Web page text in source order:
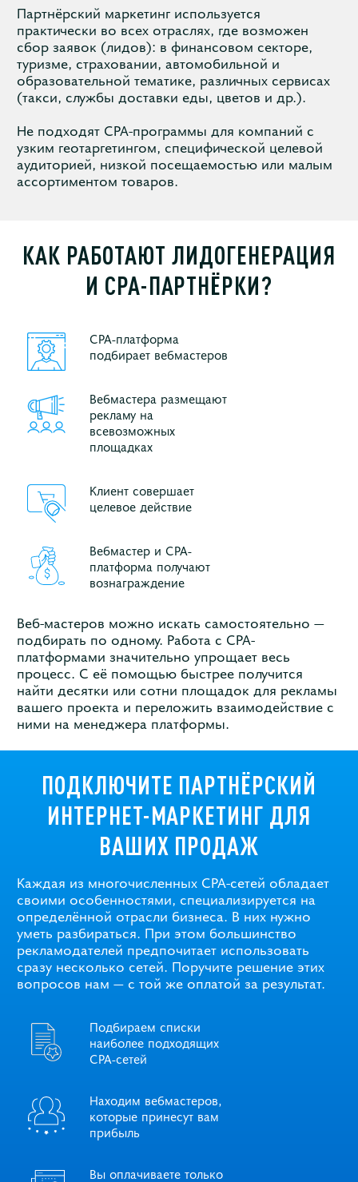
Партнёрский маркетинг используется
практически во всех отраслях, где возможен
сбор заявок (лидов): в финансовом секторе,
туризме, страховании, автомобильной и
образовательной тематике, различных сервисах
(такси, службы доставки еды, цветов и др.).
Не подходят CPA-программы для компаний с
узким геотаргетингом, специфической целевой
аудиторией, низкой посещаемостью или малым
ассортиментом товаров.
КАК РАБОТАЮТ ЛИДОГЕНЕРАЦИЯ
И CPA-ПАРТНЁРКИ?
СРА-платформа
подбирает вебмастеров
Вебмастера размещают
рекламу на
всевозможных
площадках
Клиент совершает
целевое действие
Вебмастер и CPA-
платформа получают
вознаграждение
Веб-мастеров можно искать самостоятельно —
подбирать по одному. Работа с СРА-
платформами значительно упрощает весь
процесс. С её помощью быстрее получится
найти десятки или сотни площадок для рекламы
вашего проекта и переложить взаимодействие с
ними на менеджера платформы.
ПОДКЛЮЧИТЕ ПАРТНЁРСКИЙ
ИНТЕРНЕТ-МАРКЕТИНГ ДЛЯ
ВАШИХ ПРОДАЖ
Каждая из многочисленных CPA-сетей обладает
своими особенностями, специализируется на
определённой отрасли бизнеса. В них нужно
уметь разбираться. При этом большинство
рекламодателей предпочитает использовать
сразу несколько сетей. Поручите решение этих
вопросов нам — с той же оплатой за результат.
Подбираем списки
наиболее подходящих
СРА-сетей
Находим вебмастеров,
которые принесут вам
прибыль
Вы оплачиваете только